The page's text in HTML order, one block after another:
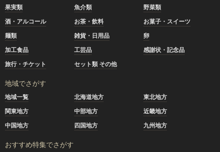
場！
・ざっこくごはんのもと
・もちきび・もちあわ・黒千石・たかきび・黒米
---------------------------------------------------
【お礼の品（お米の定期便）を追加しました！】（２０２５
年１０月２１日更新）
・特別栽培米 ゆめぴりか【無洗米】（5kg, 10kg, 15kg）
・特別栽培米 ゆめぴりか（5kg, 10kg, 15kg）
・特別栽培米 ななつぼし（5kg, 10kg, 15kg）
・ななつぼし （5kg, 10kg）
---------------------------------------------------
令和７年１０月３日（金）より令和７年度産の『新米』『玄
果実類
魚介類
野菜類
酒・アルコール
お茶・飲料
お菓子・スイーツ
麺類
雑貨・日用品
卵
加工食品
工芸品
感謝状・記念品
旅行・チケット
セット類 その他
地域でさがす
地域一覧 北海道地方
東北地方
関東地方
中部地方
近畿地方
中国地方
四国地方 九州地方
おすすめ特集でさがす